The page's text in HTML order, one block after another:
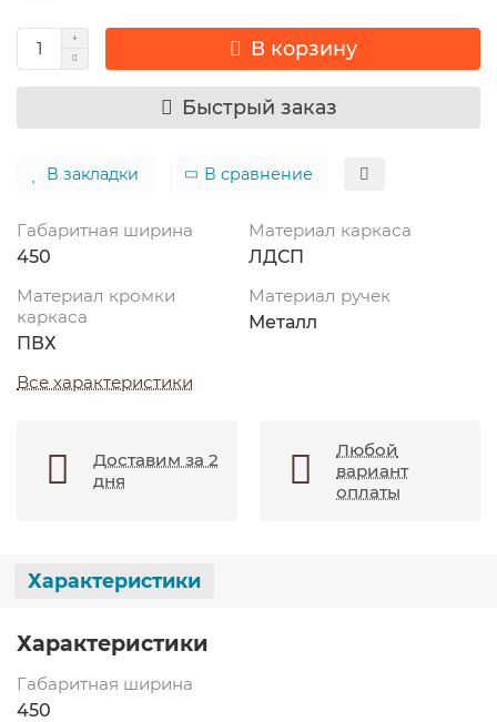
В корзину
Быстрый заказ
В закладки В сравнение
Габаритная ширина
450
Материал каркаса
ЛДСП
Материал кромки
каркаса
ПВХ
Материал ручек
Металл
Все характеристики
Доставим за 2
дня
Любой
вариант
оплаты
Характеристики
Характеристики
Габаритная ширина
450